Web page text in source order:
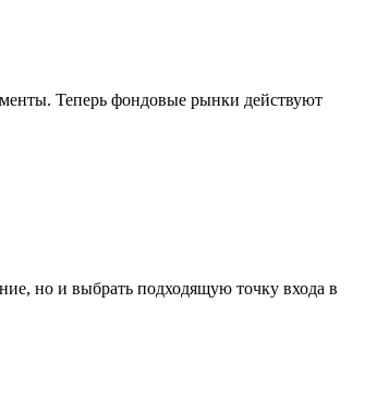
Теперь фондовые рынки действуют
но и выбрать подходящую точку входа в